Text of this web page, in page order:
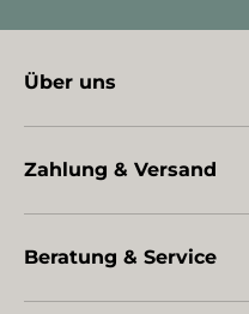
Über uns
Zahlung & Versand
Beratung & Service